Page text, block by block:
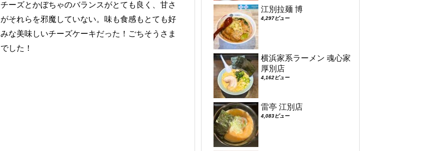
チーズとかぼちゃのバランスがとても良く、甘さ
がそれらを邪魔していない。味も食感もとても好
みな美味しいチーズケーキだった！ごちそうさま
でした！
江別拉麺 博
4,297ビュー
横浜家系ラーメン 魂心家
厚別店
4,162ビュー
雷亭 江別店
4,083ビュー